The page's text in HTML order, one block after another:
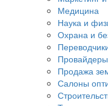
Медицина
Наука и
Охрана и
Продажа
Салоны